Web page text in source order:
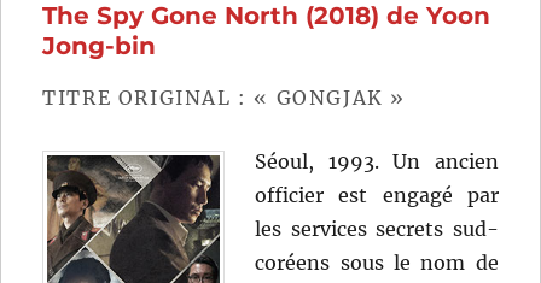
The Spy Gone North (2018) de Yoon
Jong-bin
TITRE ORIGINAL : « GONGJAK »
Séoul, 1993. Un ancien
officier est engagé par
les services secrets sud-
coréens sous le nom de